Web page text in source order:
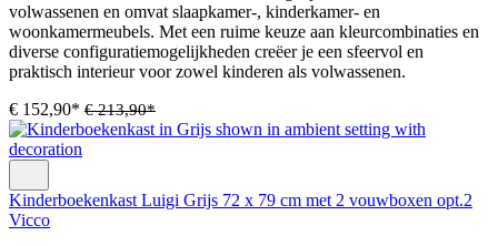
volwassenen en omvat slaapkamer-, kinderkamer- en
woonkamermeubels. Met een ruime keuze aan kleurcombinaties en
diverse configuratiemogelijkheden creëer je een sfeervol en
praktisch interieur voor zowel kinderen als volwassenen.
€ 152,90* € 213,90*
Kinderboekenkast Luigi Grijs 72 x 79 cm met 2 vouwboxen opt.2
Vicco